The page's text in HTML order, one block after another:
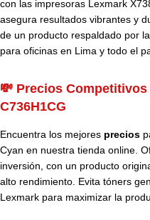
con las impresoras Lexmark
asegura resultados vibrantes y
de un producto respaldado por
para oficinas en Lima y todo el
💸 Precios
C736H1CG
Encuentra los mejores precios
Cyan en nuestra tienda online.
inversión, con un producto
alto rendimiento. Evita tóners
Lexmark para maximizar la